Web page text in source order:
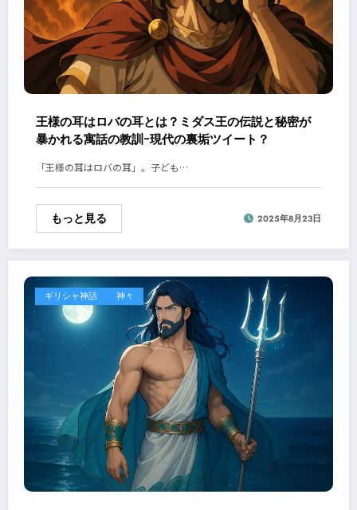
王様の耳はロバの耳とは？ミダス王の伝説と秘密が
暴かれる寓話の教訓ｰ現代の裏垢ツイート？
「王様の耳はロバの耳」。子ども…
もっと見る 2025年8月23日
ギリシャ神話 神々